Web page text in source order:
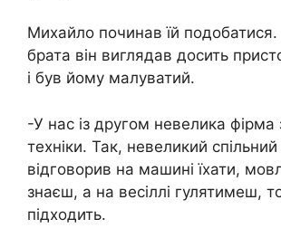
Михайло починав їй подобатися.
брата він виглядав досить
і був йому малуватий.
-У нас із другом невелика фірма
техніки. Так, невеликий спільний
відговорив на машині їхати,
знаєш, а на весіллі гулятимеш,
підходить.